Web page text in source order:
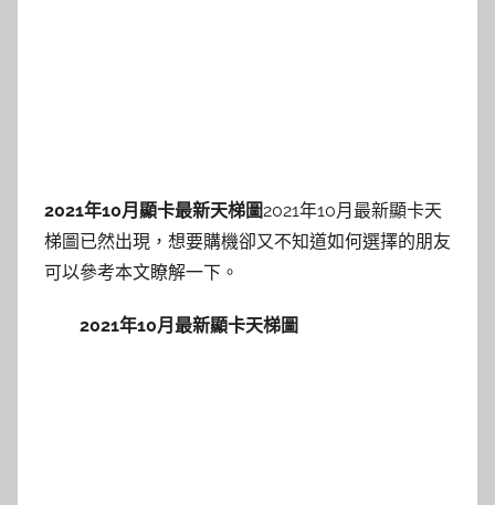
2021年10月顯卡最新天梯圖2021年10月最新顯卡天
梯圖已然出現，想要購機卻又不知道如何選擇的朋友
可以參考本文瞭解一下。
2021年10月最新顯卡天梯圖